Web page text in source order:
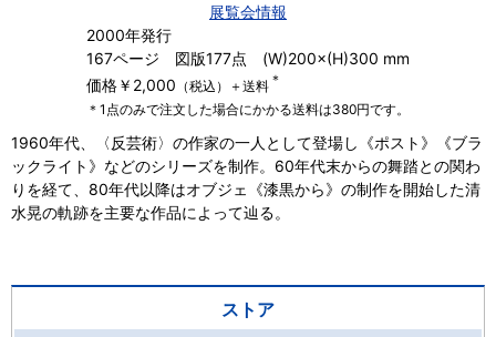
展覧会情報
2000年発行
167ページ 図版177点 (W)200×(H)300 mm
価格￥2,000 （税込）＋送料 ＊
＊1点のみで注文した場合にかかる送料は380円です。
1960年代、〈反芸術〉の作家の一人として登場し《ポスト》《ブラ
ックライト》などのシリーズを制作。60年代末からの舞踏との関わ
りを経て、80年代以降はオブジェ《漆黒から》の制作を開始した清
水晃の軌跡を主要な作品によって辿る。
ストア